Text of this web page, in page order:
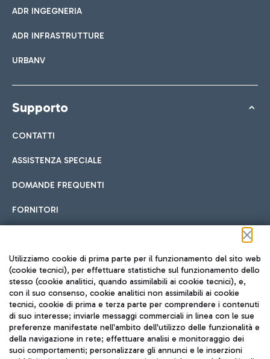
ADR INGEGNERIA
ADR INFRASTRUTTURE
URBANV
Supporto
CONTATTI
ASSISTENZA SPECIALE
DOMANDE FREQUENTI
FORNITORI
Seguici sui social
TRAVEL JOURNAL
ITA
Utilizziamo cookie di prima parte per il funzionamento del sito web
(cookie tecnici), per effettuare statistiche sul funzionamento dello
stesso (cookie analitici, quando assimilabili ai cookie tecnici), e,
con il suo consenso, cookie analitici non assimilabili ai cookie
tecnici, cookie di prima e terza parte per comprendere i contenuti
di suo interesse; inviarle messaggi commerciali in linea con le sue
preferenze manifestate nell'ambito dell'utilizzo delle funzionalità e
della navigazione in rete; effettuare analisi e monitoraggio dei
suoi comportamenti; personalizzare gli annunci e le inserzioni